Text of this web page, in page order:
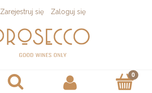
Zarejestruj się Zaloguj się